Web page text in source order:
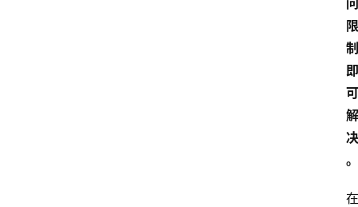
问
限
制
即
可
解
决
。
在